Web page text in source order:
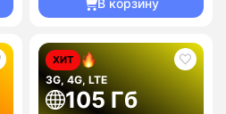
В корзину
ХИТ
3G, 4G, LTE
105 Гб